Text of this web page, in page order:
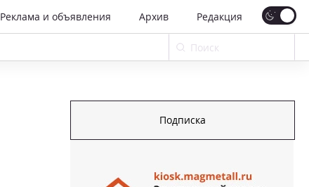
Реклама и объявления Архив Редакция
Подписка